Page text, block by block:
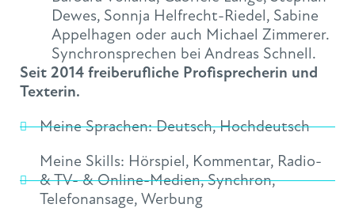
Dewes, Sonnja Helfrecht-Riedel, Sabine
Appelhagen oder auch Michael Zimmerer.
Synchronsprechen bei Andreas Schnell.
Seit 2014 freiberufliche Profisprecherin und
Texterin.
Meine Sprachen:Deutsch,Hochdeutsch
Meine Skills: Hörspiel, Kommentar, Radio-
& TV- & Online-Medien,Synchron,
Telefonansage, Werbung